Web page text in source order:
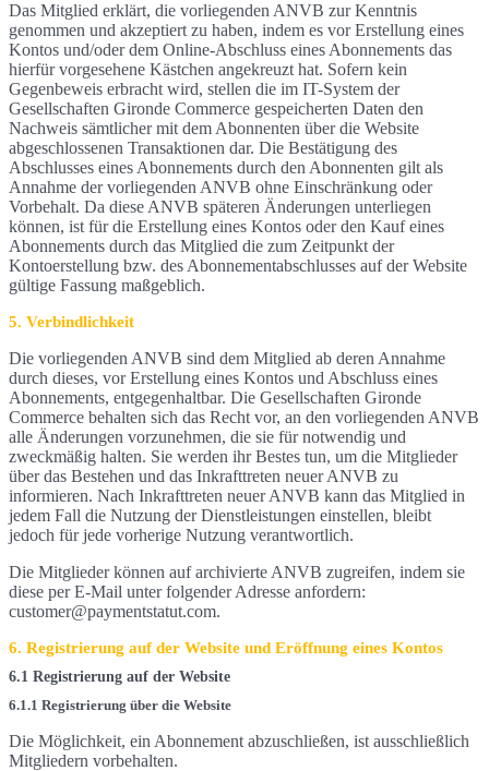
Das Mitglied erklärt, die vorliegenden ANVB zur Kenntnis
genommen und akzeptiert zu haben, indem es vor Erstellung eines
Kontos und/oder dem Online-Abschluss eines Abonnements das
hierfür vorgesehene Kästchen angekreuzt hat. Sofern kein
Gegenbeweis erbracht wird, stellen die im IT-System der
Gesellschaften Gironde Commerce gespeicherten Daten den
Nachweis sämtlicher mit dem Abonnenten über die Website
abgeschlossenen Transaktionen dar. Die Bestätigung des
Abschlusses eines Abonnements durch den Abonnenten gilt als
Annahme der vorliegenden ANVB ohne Einschränkung oder
Vorbehalt. Da diese ANVB späteren Änderungen unterliegen
können, ist für die Erstellung eines Kontos oder den Kauf eines
Abonnements durch das Mitglied die zum Zeitpunkt der
Kontoerstellung bzw. des Abonnementabschlusses auf der Website
gültige Fassung maßgeblich.
5. Verbindlichkeit
Die vorliegenden ANVB sind dem Mitglied ab deren Annahme
durch dieses, vor Erstellung eines Kontos und Abschluss eines
Abonnements, entgegenhaltbar. Die Gesellschaften Gironde
Commerce behalten sich das Recht vor, an den vorliegenden ANVB
alle Änderungen vorzunehmen, die sie für notwendig und
zweckmäßig halten. Sie werden ihr Bestes tun, um die Mitglieder
über das Bestehen und das Inkrafttreten neuer ANVB zu
informieren. Nach Inkrafttreten neuer ANVB kann das Mitglied in
jedem Fall die Nutzung der Dienstleistungen einstellen, bleibt
jedoch für jede vorherige Nutzung verantwortlich.
Die Mitglieder können auf archivierte ANVB zugreifen, indem sie
diese per E-Mail unter folgender Adresse anfordern:
customer@paymentstatut.com.
6. Registrierung auf der Website und Eröffnung eines Kontos
6.1 Registrierung auf der Website
6.1.1 Registrierung über die Website
Die Möglichkeit, ein Abonnement abzuschließen, ist ausschließlich
Mitgliedern vorbehalten.